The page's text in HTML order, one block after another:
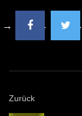
Zurück